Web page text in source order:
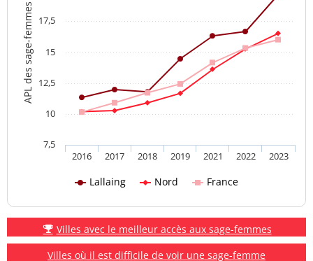
APL des sage-femmes
Lallaing Nord France
2016 2017 2018 2019 2021 2022 2023
7,5
10
12,5
15
17,5
Villes avec le meilleur accès aux sage-femmes
Villes où il est difficile de voir une sage-femme